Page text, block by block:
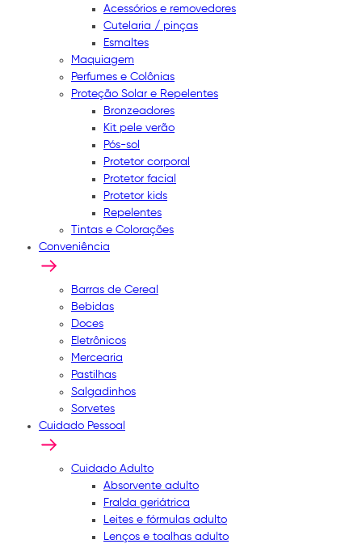
Acessórios e removedores
Cutelaria / pinças
Esmaltes
Maquiagem
Perfumes e Colônias
Proteção Solar e Repelentes
Bronzeadores
Kit pele verão
Pós-sol
Protetor corporal
Protetor facial
Protetor kids
Repelentes
Tintas e Colorações
Conveniência
Barras de Cereal
Bebidas
Doces
Eletrônicos
Mercearia
Pastilhas
Salgadinhos
Sorvetes
Cuidado Pessoal
Cuidado Adulto
Absorvente adulto
Fralda geriátrica
Leites e fórmulas adulto
Lenços e toalhas adulto